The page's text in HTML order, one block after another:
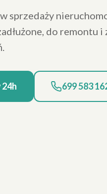
sprzedaży
do remontu i
699 583